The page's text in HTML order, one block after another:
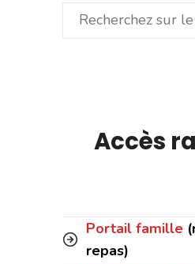
Rechercher
Accès
Portail famille
repas)